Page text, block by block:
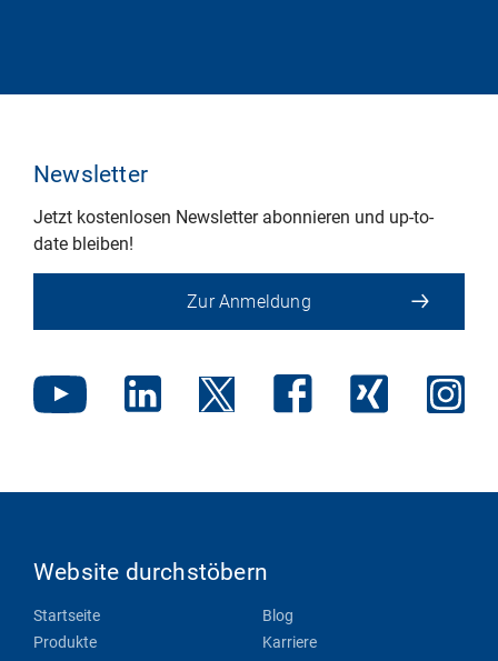
Newsletter
Jetzt kostenlosen Newsletter abonnieren und up-to-
date bleiben!
Zur Anmeldung
Website durchstöbern
Startseite
Produkte
Blog
Karriere